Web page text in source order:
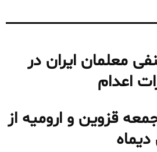
معلمان ایران در
اعدام
قزوین و ارومیه از